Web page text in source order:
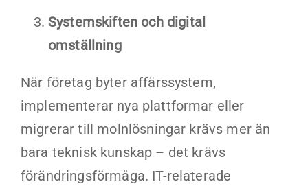
Systemskiften och digital
omställning
När företag byter affärssystem,
implementerar nya plattformar eller
migrerar till molnlösningar krävs mer än
bara teknisk kunskap – det krävs
förändringsförmåga. IT-relaterade